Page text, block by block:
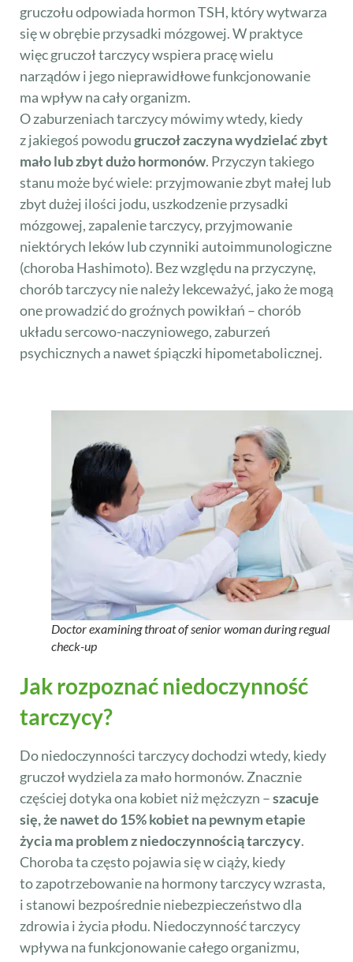
gruczołu odpowiada hormon TSH, który wytwarza
się w obrębie przysadki mózgowej. W praktyce
więc gruczoł tarczycy wspiera pracę wielu
narządów i jego nieprawidłowe funkcjonowanie
ma wpływ na cały organizm.
O zaburzeniach tarczycy mówimy wtedy, kiedy
z jakiegoś powodugruczoł zaczyna wydzielać zbyt
mało lub zbyt dużo hormonów. Przyczyn takiego
stanu może być wiele: przyjmowanie zbyt małej lub
zbyt dużej ilości jodu, uszkodzenie przysadki
mózgowej, zapalenie tarczycy, przyjmowanie
niektórych leków lub czynniki autoimmunologiczne
(choroba Hashimoto). Bez względu na przyczynę,
chorób tarczycy nie należy lekceważyć, jako że mogą
one prowadzić do groźnych powikłań – chorób
układu sercowo-naczyniowego, zaburzeń
psychicznych a nawet śpiączki hipometabolicznej.
Doctor examining throat of senior woman during regual
check-up
Jak rozpoznać niedoczynność
tarczycy?
Do niedoczynności tarczycy dochodzi wtedy, kiedy
gruczoł wydziela za mało hormonów. Znacznie
częściej dotyka ona kobiet niż mężczyzn –szacuje
się, że nawet do 15% kobiet na pewnym etapie
życia ma problem z niedoczynnością tarczycy.
Choroba ta często pojawia się w ciąży, kiedy
to zapotrzebowanie na hormony tarczycy wzrasta,
i stanowi bezpośrednie niebezpieczeństwo dla
zdrowia i życia płodu. Niedoczynność tarczycy
wpływa na funkcjonowanie całego organizmu,